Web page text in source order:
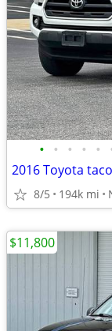
• • • • •
2016 Toyota
8/5 194k mi
$11,800